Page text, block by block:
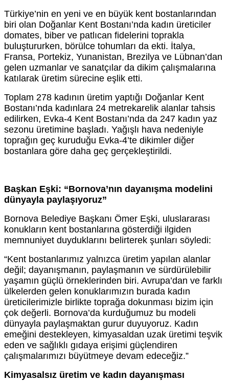
Türkiye’nin en yeni ve en büyük kent bostanlarından
biri olan Doğanlar Kent Bostanı’nda kadın üreticiler
domates, biber ve patlıcan fidelerini toprakla
buluştururken, börülce tohumları da ekti. İtalya,
Fransa, Portekiz, Yunanistan, Brezilya ve Lübnan’dan
gelen uzmanlar ve sanatçılar da dikim çalışmalarına
katılarak üretim sürecine eşlik etti.
Toplam 278 kadının üretim yaptığı Doğanlar Kent
Bostanı’nda kadınlara 24 metrekarelik alanlar tahsis
edilirken, Evka-4 Kent Bostanı’nda da 247 kadın yaz
sezonu üretimine başladı. Yağışlı hava nedeniyle
toprağın geç kuruduğu Evka-4’te dikimler diğer
bostanlara göre daha geç gerçekleştirildi.
Başkan Eşki: “Bornova’nın dayanışma modelini
dünyayla paylaşıyoruz”
Bornova Belediye Başkanı Ömer Eşki, uluslararası
konukların kent bostanlarına gösterdiği ilgiden
memnuniyet duyduklarını belirterek şunları söyledi:
“Kent bostanlarımız yalnızca üretim yapılan alanlar
değil; dayanışmanın, paylaşmanın ve sürdürülebilir
yaşamın güçlü örneklerinden biri. Avrupa’dan ve farklı
ülkelerden gelen konuklarımızın burada kadın
üreticilerimizle birlikte toprağa dokunması bizim için
çok değerli. Bornova’da kurduğumuz bu modeli
dünyayla paylaşmaktan gurur duyuyoruz. Kadın
emeğini destekleyen, kimyasaldan uzak üretimi teşvik
eden ve sağlıklı gıdaya erişimi güçlendiren
çalışmalarımızı büyütmeye devam edeceğiz.”
Kimyasalsız üretim ve kadın dayanışması